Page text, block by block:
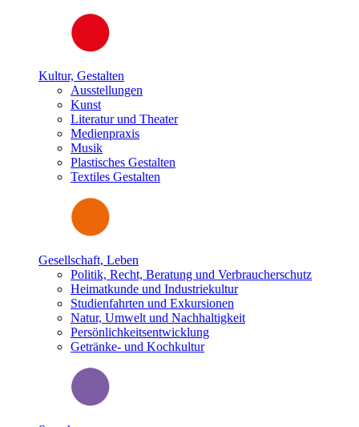
Kultur, Gestalten
Ausstellungen
Kunst
Literatur und Theater
Medienpraxis
Musik
Plastisches Gestalten
Textiles Gestalten
Gesellschaft, Leben
Politik, Recht, Beratung und Verbraucherschutz
Heimatkunde und Industriekultur
Studienfahrten und Exkursionen
Natur, Umwelt und Nachhaltigkeit
Persönlichkeitsentwicklung
Getränke- und Kochkultur